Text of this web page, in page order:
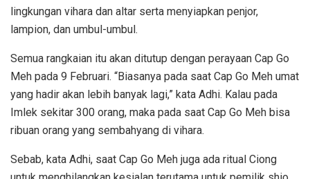
lingkungan vihara dan altar serta menyiapkan penjor,
lampion, dan umbul-umbul.
Semua rangkaian itu akan ditutup dengan perayaan Cap Go
Meh pada 9 Februari. “Biasanya pada saat Cap Go Meh umat
yang hadir akan lebih banyak lagi,” kata Adhi. Kalau pada
Imlek sekitar 300 orang, maka pada saat Cap Go Meh bisa
ribuan orang yang sembahyang di vihara.
Sebab, kata Adhi, saat Cap Go Meh juga ada ritual Ciong